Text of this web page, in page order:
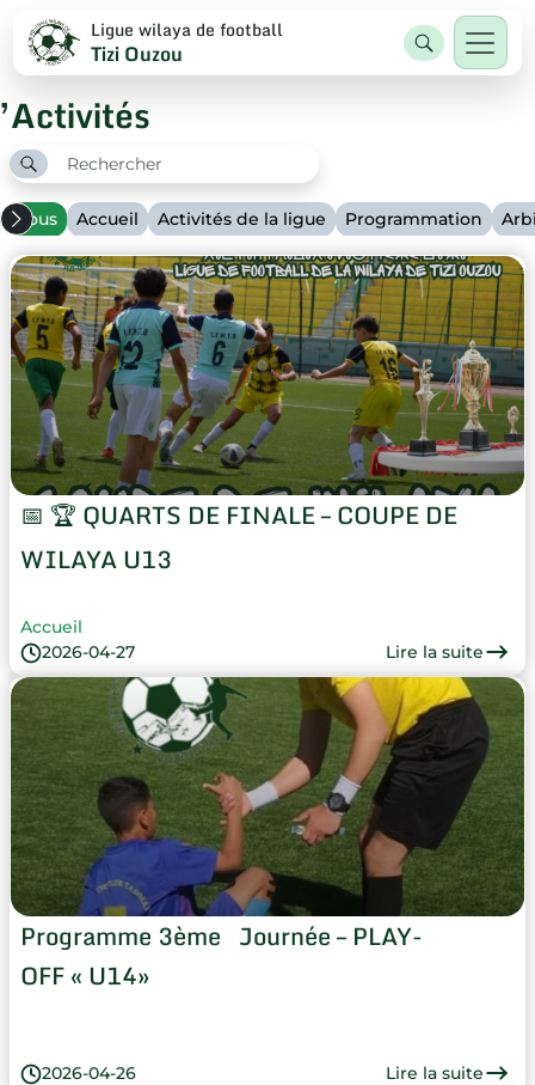
Ligue wilaya de football
Tizi Ouzou
Tous Accueil Activités de la ligue Programmation
📅 🏆 QUARTS DE FINALE – COUPE DE
WILAYA U13
2026-04-27
Accueil
Lire la suite
Programme 3ème Journée – PLAY-
OFF « U14»
2026-04-26 Lire la suite